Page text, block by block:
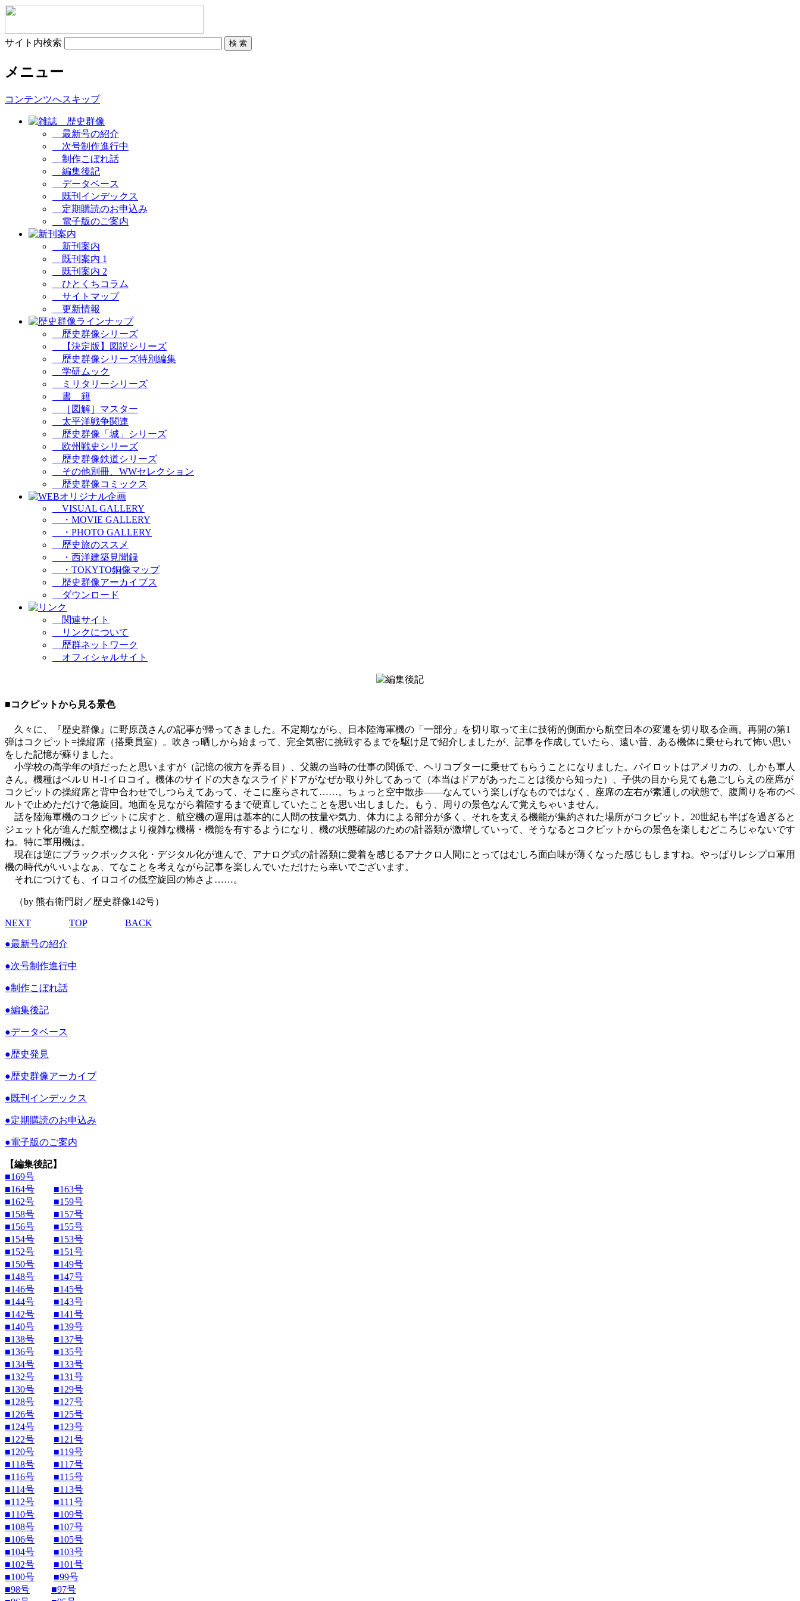
サイト内検索
メニュー
コンテンツへスキップ
最新号の紹介
次号制作進行中
制作こぼれ話
編集後記
データベース
既刊インデックス
定期購読のお申込み
電子版のご案内
新刊案内
既刊案内 1
既刊案内 2
ひとくちコラム
サイトマップ
更新情報
歴史群像シリーズ
【決定版】図説シリーズ
歴史群像シリーズ特別編集
学研ムック
ミリタリーシリーズ
書 籍
［図解］マスター
太平洋戦争関連
歴史群像「城」シリーズ
欧州戦史シリーズ
歴史群像鉄道シリーズ
その他別冊、WWセレクション
歴史群像コミックス
VISUAL GALLERY
・MOVIE GALLERY
・PHOTO GALLERY
歴史旅のススメ
・西洋建築見聞録
・TOKYTO銅像マップ
歴史群像アーカイブス
ダウンロード
関連サイト
リンクについて
歴群ネットワーク
オフィシャルサイト
■コクピットから見る景色
久々に、『歴史群像』に野原茂さんの記事が帰ってきました。不定期ながら、日本陸海軍機の「一部分」を切り取って主に技術的側面から航空日本の変遷を切り取る企画。再開の第1
弾はコクピット=操縦席（搭乗員室）。吹きっ晒しから始まって、完全気密に挑戦するまでを駆け足で紹介しましたが、記事を作成していたら、遠い昔、ある機体に乗せられて怖い思い
をした記憶が蘇りました。
小学校の高学年の頃だったと思いますが（記憶の彼方を弄る目）、父親の当時の仕事の関係で、ヘリコプターに乗せてもらうことになりました。パイロットはアメリカの、しかも軍人
さん。機種はベルＵＨ-1イロコイ。機体のサイドの大きなスライドドアがなぜか取り外してあって（本当はドアがあったことは後から知った）、子供の目から見ても急ごしらえの座席が
コクピットの操縦席と背中合わせでしつらえてあって、そこに座らされて……。ちょっと空中散歩――なんていう楽しげなものではなく、座席の左右が素通しの状態で、腹周りを布のベ
ルトで止めただけで急旋回。地面を見ながら着陸するまで硬直していたことを思い出しました。もう、周りの景色なんて覚えちゃいません。
話を陸海軍機のコクピットに戻すと、航空機の運用は基本的に人間の技量や気力、体力による部分が多く、それを支える機能が集約された場所がコクピット。20世紀も半ばを過ぎると
ジェット化が進んだ航空機はより複雑な機構・機能を有するようになり、機の状態確認のための計器類が激増していって、そうなるとコクピットからの景色を楽しむどころじゃないです
ね。特に軍用機は。
現在は逆にブラックボックス化・デジタル化が進んで、アナログ式の計器類に愛着を感じるアナクロ人間にとってはむしろ面白味が薄くなった感じもしますね。やっぱりレシプロ軍用
機の時代がいいよなぁ、てなことを考えながら記事を楽しんでいただけたら幸いでございます。
それにつけても、イロコイの低空旋回の怖さよ……。
（by 熊右衛門尉／歴史群像142号）
NEXT TOP BACK
●最新号の紹介
●次号制作進行中
●制作こぼれ話
●編集後記
●データベース
●歴史発見
●歴史群像アーカイブ
●既刊インデックス
●定期購読のお申込み
●電子版のご案内
【編集後記】
■169号
■164号
■163号
■162号
■159号
■158号
■157号
■156号
■155号
■154号
■153号
■152号
■151号
■150号
■149号
■148号
■147号
■146号
■145号
■144号
■143号
■142号
■141号
■140号
■139号
■138号
■137号
■136号
■135号
■134号
■133号
■132号
■131号
■130号
■129号
■128号
■127号
■126号
■125号
■124号
■123号
■122号
■121号
■120号
■119号
■118号
■117号
■116号
■115号
■114号
■113号
■112号
■111号
■110号
■109号
■108号
■107号
■106号
■105号
■104号
■103号
■102号
■101号
■100号
■99号
■98号
■97号